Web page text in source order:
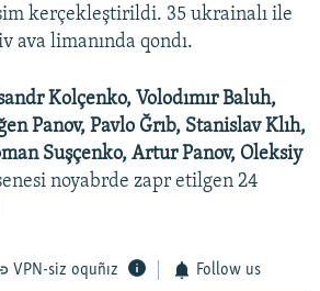
kerçekleştirildi. 35 ukrainalı ile
ava limanında qondı.
Kolçenko, Volodımır Baluh,
Panov, Pavlo Ğrıb, Stanislav Klıh,
Suşçenko, Artur Panov, Oleksiy
noyabrde zapr etilgen 24
VPN-siz oquñız Follow us